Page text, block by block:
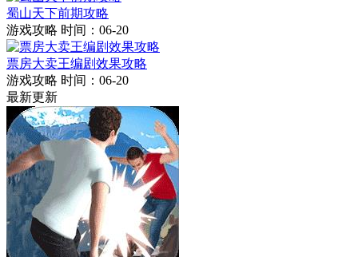
蜀山天下前期攻略
游戏攻略 时间：06-20
票房大卖王编剧效果攻略
游戏攻略 时间：06-20
最新更新